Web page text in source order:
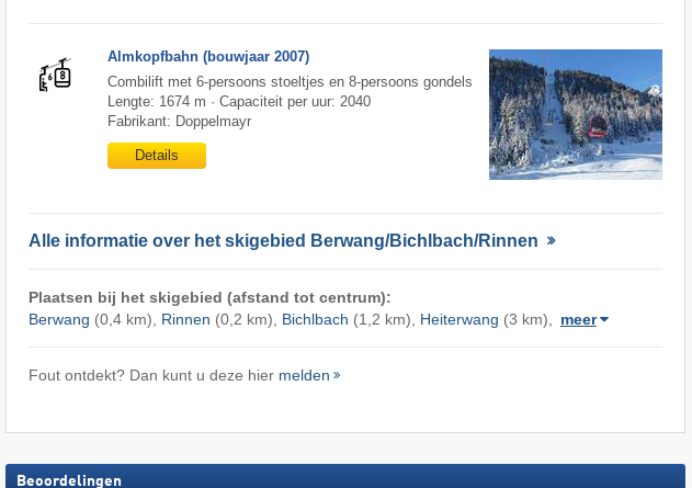
Almkopfbahn (bouwjaar 2007)
Combilift met 6-persoons stoeltjes en 8-persoons gondels
Lengte: 1674 m · Capaciteit per uur: 2040
Fabrikant: Doppelmayr
Details
Alle informatie over het skigebied Berwang/​Bichlbach/​Rinnen
Plaatsen bij het skigebied (afstand tot centrum):
Berwang (0,4 km), Rinnen (0,2 km), Bichlbach (1,2 km), Heiterwang (3 km), meer
Fout ontdekt? Dan kunt u deze hier melden
Beoordelingen